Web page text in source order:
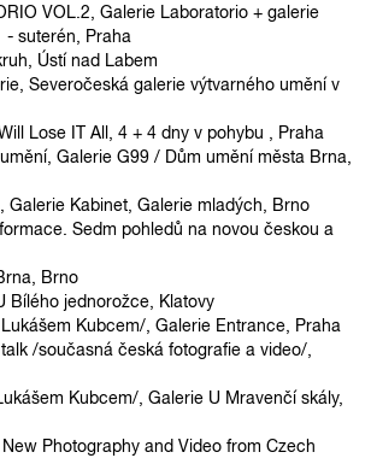
VOL.2, Galerie Laboratorio + galerie
- suterén, Praha
Ústí nad Labem
Severočeská galerie výtvarného umění v
Lose IT All, 4 + 4 dny v pohybu , Praha
Galerie G99 / Dům umění města Brna,
Galerie Kabinet, Galerie mladých, Brno
Sedm pohledů na novou českou a
Brno
Bílého jednorožce, Klatovy
Kubcem/, Galerie Entrance, Praha
/současná česká fotografie a video/,
Kubcem/, Galerie U Mravenčí skály,
Photography and Video from Czech